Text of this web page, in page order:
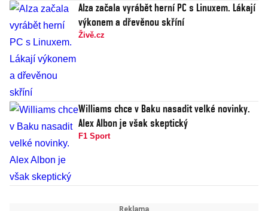
Alza začala vyrábět herní PC s Linuxem. Lákají
výkonem a dřevěnou skříní
Živě.cz
Williams chce v Baku nasadit velké novinky.
Alex Albon je však skeptický
F1 Sport